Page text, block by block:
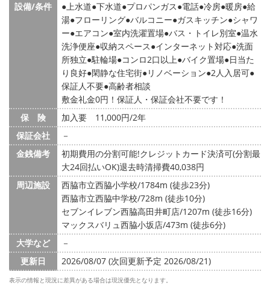
設備/条件
上水道 下水道 プロパンガス 電話 冷房 暖房 給
湯 フローリング バルコニー ガスキッチン シャワ
ー エアコン 室内洗濯置場 バス・トイレ別室 温水
洗浄便座 収納スペース インターネット対応 洗面
所独立 駐輪場 コンロ2口以上 バイク置場 日当た
り良好 閑静な住宅街 リノベーション 2人入居可
保証人不要 高齢者相談
敷金礼金0円！保証人・保証会社不要です！
保 険
加入要 11,000円/2年
保証会社
－
金銭備考
初期費用の分割可能!クレジットカード決済可(分割最
大24回払いOK)退去時清掃費40,038円
周辺施設
西脇市立西脇小学校/1784m (徒歩23分)
西脇市立西脇中学校/728m (徒歩10分)
セブンイレブン西脇高田井町店/1207m (徒歩16分)
マックスバリュ西脇小坂店/473m (徒歩6分)
大学など
－
更新日
2026/08/07 (次回更新予定 2026/08/21)
表示の情報と現況に差異がある場合は現況優先となります。